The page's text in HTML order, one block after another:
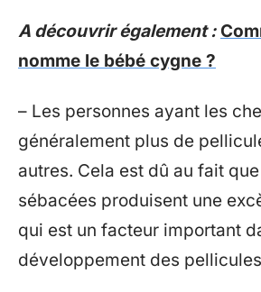
A découvrir également :
nomme le bébé cygne ?
– Les personnes ayant les
généralement plus de
autres. Cela est dû au fait
sébacées produisent une
qui est un facteur important
développement des